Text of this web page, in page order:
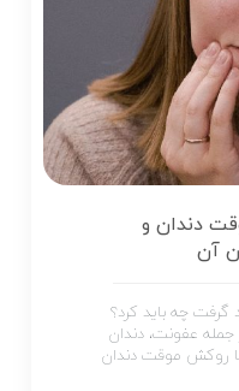
دندان و
آن
چه باید کرد؟
عفونت، دندان
روکش موقت دندان